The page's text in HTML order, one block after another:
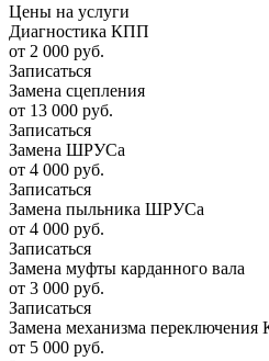
Цены на услуги
Диагностика КПП
от 2 000 руб.
Записаться
Замена сцепления
от 13 000 руб.
Записаться
Замена ШРУСа
от 4 000 руб.
Записаться
Замена пыльника ШРУСа
от 4 000 руб.
Записаться
Замена муфты карданного вала
от 3 000 руб.
Записаться
Замена механизма
от 5 000 руб.